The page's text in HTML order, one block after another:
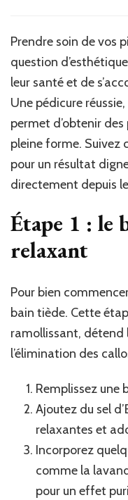
Prendre soin de vos
question
leur santé et de
Une pédicure
permet d’obtenir
pleine forme. Suivez
pour un résultat
directement depuis
Étape 1 : le
relaxant
Pour bien
bain tiède. Cette
ramollissant, détend
l’élimination des
Remplissez une
Ajoutez du sel
relaxantes et
Incorporez
comme la
pour un effet